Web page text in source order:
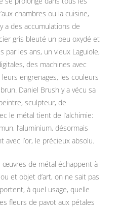
chambres ou la cuisine,
a des accumulations de
gris bleuté un peu oxydé et
par les ans, un vieux Laguiole,
des machines avec
engrenages, les couleurs
Daniel Brush y a vécu sa
sculpteur, de
le métal tient de l’alchimie:
l’aluminium, désormais
l’or, le précieux absolu.
œuvres de métal échappent à
et objet d’art, on ne sait pas
à quel usage, quelle
fleurs de pavot aux pétales